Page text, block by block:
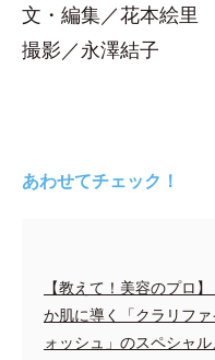
文・編集／花本絵里
撮影／永澤結子
あわせてチェック！
【教えて！美容のプロ
か肌に導く「クラリフ
ォッシュ」のスペシャ